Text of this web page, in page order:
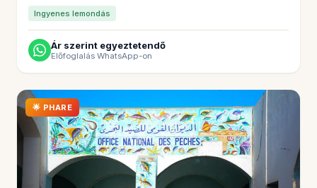
Ingyenes lemondás
Ár szerint egyeztetendő
Előfoglalás WhatsApp-on
🌟 PHARE